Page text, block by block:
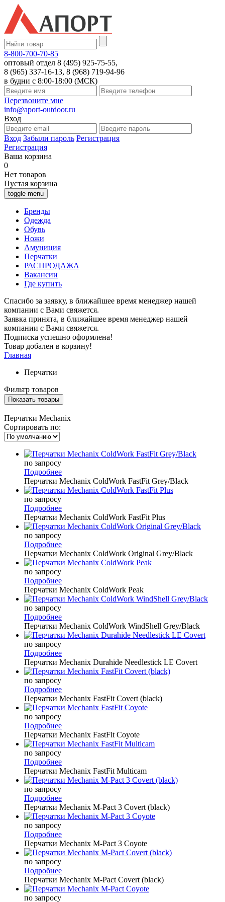
8-800-700-70-85
оптовый отдел 8 (495) 925-75-55,
8 (965) 337-16-13, 8 (968) 719-94-96
в будни с 8:00-18:00 (МСК)
Перезвоните мне
info@aport-outdoor.ru
Вход
Вход Забыли пароль Регистрация
Регистрация
Ваша корзина
0
Нет товаров
Пустая корзина
toggle menu
Бренды
Одежда
Обувь
Ножи
Амуниция
Перчатки
РАСПРОДАЖА
Вакансии
Где купить
Спасибо за заявку, в ближайшее время менеджер нашей
компании с Вами свяжется.
Заявка принята, в ближайшее время менеджер нашей
компании с Вами свяжется.
Подписка успешно оформлена!
Товар добален в корзину!
Главная
Перчатки
Фильтр товаров
Перчатки Mechanix
Сортировать по:
по запросу
Подробнее
Перчатки Mechanix ColdWork FastFit Grey/Black
по запросу
Подробнее
Перчатки Mechanix ColdWork FastFit Plus
по запросу
Подробнее
Перчатки Mechanix ColdWork Original Grey/Black
по запросу
Подробнее
Перчатки Mechanix ColdWork Peak
по запросу
Подробнее
Перчатки Mechanix ColdWork WindShell Grey/Black
по запросу
Подробнее
Перчатки Mechanix Durahide Needlestick LE Covert
по запросу
Подробнее
Перчатки Mechanix FastFit Covert (black)
по запросу
Подробнее
Перчатки Mechanix FastFit Coyote
по запросу
Подробнее
Перчатки Mechanix FastFit Multicam
по запросу
Подробнее
Перчатки Mechanix M-Pact 3 Covert (black)
по запросу
Подробнее
Перчатки Mechanix M-Pact 3 Coyote
по запросу
Подробнее
Перчатки Mechanix M-Pact Covert (black)
по запросу